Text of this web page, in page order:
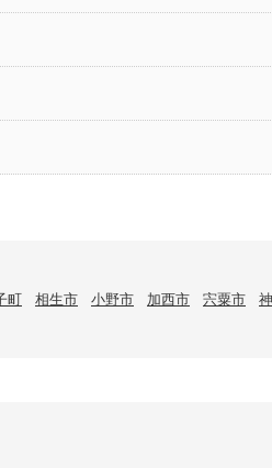
町 相生市 小野市 加西市 宍粟市